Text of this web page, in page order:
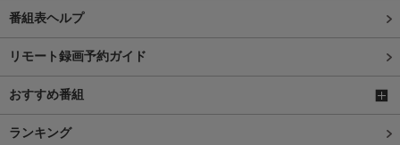
番組表ヘルプ
リモート録画予約ガイド
おすすめ番組
ランキング